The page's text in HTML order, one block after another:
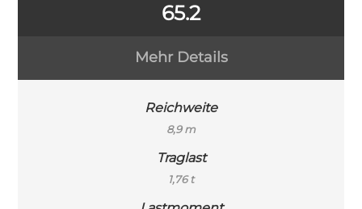
65.2
Mehr Details
Reichweite
8,9 m
Traglast
1,76 t